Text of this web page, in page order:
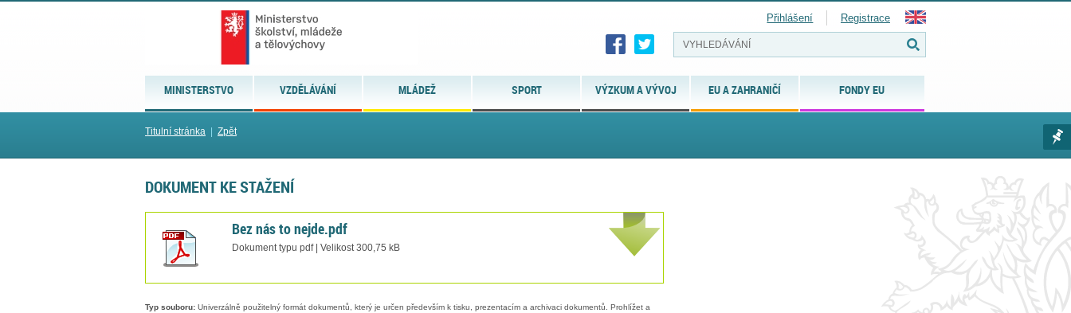
MINISTERSTVO VZDĚLÁVÁNÍ MLÁDEŽ SPORT VÝZKUM A VÝVOJ EU A ZAHRANIČÍ FONDY EU
Přihlášení Registrace
Titulní stránka Zpět
DOKUMENT KE STAŽENÍ
Bez nás to nejde.pdf
Dokument typu pdf | Velikost 300,75 kB
Typ souboru: Univerzálně použitelný formát dokumentů, který je určen především k tisku, prezentacím a archivaci dokumentů. Prohlížet a